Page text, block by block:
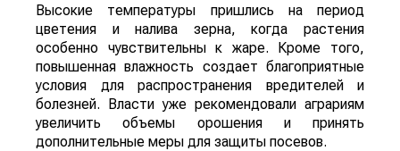
Высокие температуры пришлись на период
цветения и налива зерна, когда растения
особенно чувствительны к жаре. Кроме того,
повышенная влажность создает благоприятные
условия для распространения вредителей и
болезней. Власти уже рекомендовали аграриям
увеличить объемы орошения и принять
дополнительные меры для защиты посевов.